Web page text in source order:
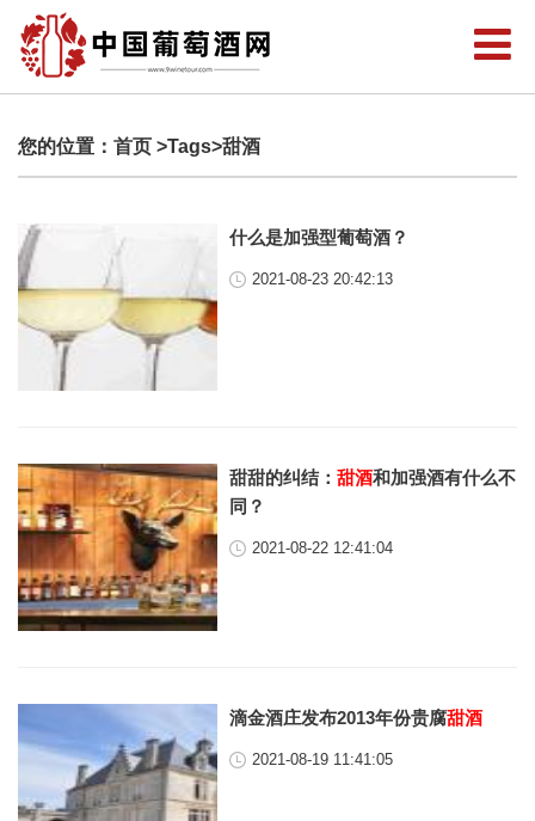
您的位置： 首页 >Tags>甜酒
什么是加强型葡萄酒？
2021-08-23 20:42:13
甜甜的纠结：甜酒和加强酒有什么不
同？
2021-08-22 12:41:04
滴金酒庄发布2013年份贵腐甜酒
2021-08-19 11:41:05